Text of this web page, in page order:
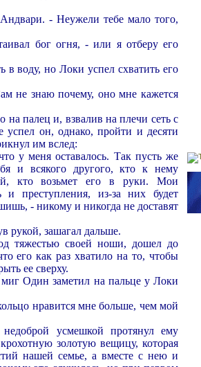
- Неужели тебе мало того,
бог огня, - или я отберу его
воду, но Локи успел схватить его
не знаю почему, оно мне кажется
палец и, взвалив на плечи сеть с
успел он, однако, пройти и десяти
им вслед:
у меня оставалось. Так пусть же
и всякого другого, кто к нему
кто возьмет его в руки. Мои
преступления, из-за них будет
- никому и никогда не доставят
рукой, зашагал дальше.
тяжестью своей ноши, дошел до
его как раз хватило на то, чтобы
ее сверху.
миг Один заметил на пальце у Локи
нравится мне больше, чем мой
усмешкой протянул ему
золотую вещицу, которая
нашей семье, а вместе с нею и